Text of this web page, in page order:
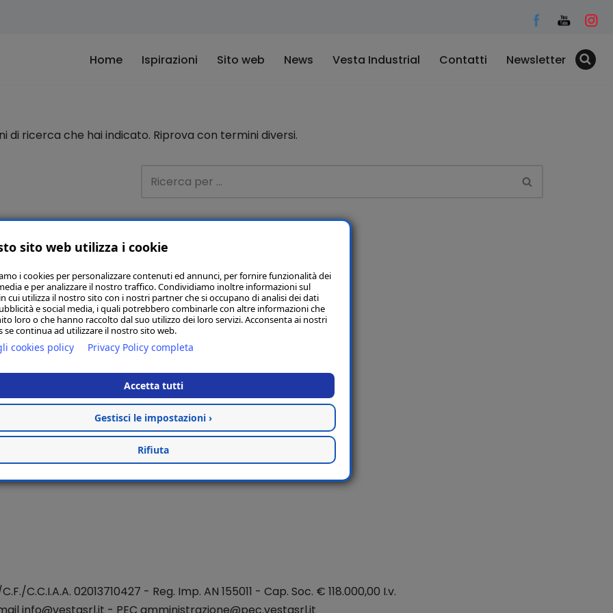
Home Ispirazioni Sito web News Vesta Industrial Contatti Newsletter
di ricerca che hai indicato. Riprova con termini diversi.
C.C.I.A.A. 02013710427 - Reg. Imp. AN 155011 - Cap. Soc. € 118.000,00 I.v.
sito web utilizza i cookie
i cookies per personalizzare contenuti ed annunci, per fornire funzionalità dei
e per analizzare il nostro traffico. Condividiamo inoltre informazioni sul
cui utilizza il nostro sito con i nostri partner che si occupano di analisi dei dati
e social media, i quali potrebbero combinarle con altre informazioni che
loro o che hanno raccolto dal suo utilizzo dei loro servizi. Acconsenta ai nostri
se continua ad utilizzare il nostro sito web.
cookies policy Privacy Policy completa
Accetta tutti
Gestisci le impostazioni ›
Rifiuta